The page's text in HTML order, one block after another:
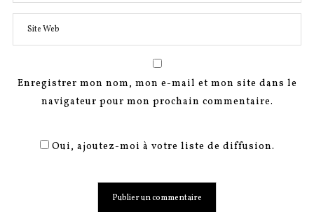
Enregistrer mon nom, mon e-mail et mon site dans le
navigateur pour mon prochain commentaire.
Oui, ajoutez-moi à votre liste de diffusion.